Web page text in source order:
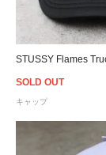
SOLD OUT
キャップ